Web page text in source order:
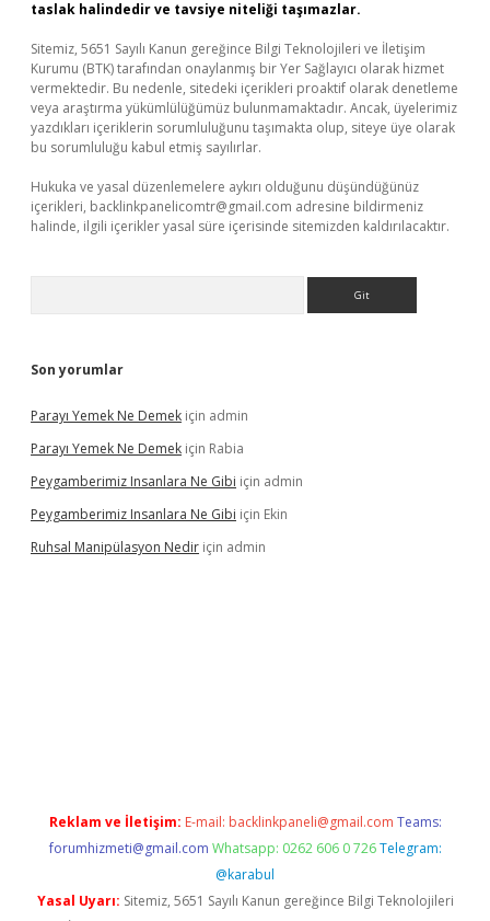
taslak halindedir ve tavsiye niteliği taşımazlar.
Sitemiz, 5651 Sayılı Kanun gereğince Bilgi Teknolojileri ve İletişim
Kurumu (BTK) tarafından onaylanmış bir Yer Sağlayıcı olarak hizmet
vermektedir. Bu nedenle, sitedeki içerikleri proaktif olarak denetleme
veya araştırma yükümlülüğümüz bulunmamaktadır. Ancak, üyelerimiz
yazdıkları içeriklerin sorumluluğunu taşımakta olup, siteye üye olarak
bu sorumluluğu kabul etmiş sayılırlar.
Hukuka ve yasal düzenlemelere aykırı olduğunu düşündüğünüz
içerikleri, backlinkpanelicomtr@gmail.com adresine bildirmeniz
halinde, ilgili içerikler yasal süre içerisinde sitemizden kaldırılacaktır.
Son yorumlar
Parayı Yemek Ne Demek için admin
Parayı Yemek Ne Demek için Rabia
Peygamberimiz Insanlara Ne Gibi için admin
Peygamberimiz Insanlara Ne Gibi için Ekin
Ruhsal Manipülasyon Nedir için admin
Reklam ve İletişim: E-mail: backlinkpaneli@gmail.com Teams:
forumhizmeti@gmail.com Whatsapp: 0262 606 0 726 Telegram:
@karabul
Yasal Uyarı: Sitemiz, 5651 Sayılı Kanun gereğince Bilgi Teknolojileri